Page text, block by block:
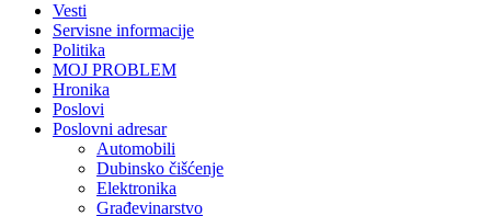
Vesti
Servisne informacije
Politika
MOJ PROBLEM
Hronika
Poslovi
Poslovni adresar
Automobili
Dubinsko čišćenje
Elektronika
Građevinarstvo